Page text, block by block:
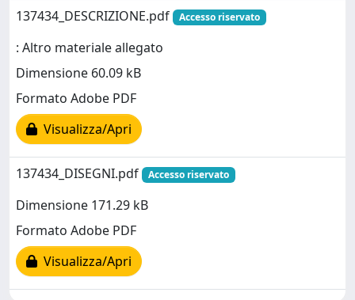
137434_DESCRIZIONE.pdf
Accesso riservato
: Altro materiale allegato
Dimensione 60.09 kB
Formato Adobe PDF
Visualizza/Apri
137434_DISEGNI.pdf Accesso riservato
Dimensione 171.29 kB
Formato Adobe PDF
Visualizza/Apri